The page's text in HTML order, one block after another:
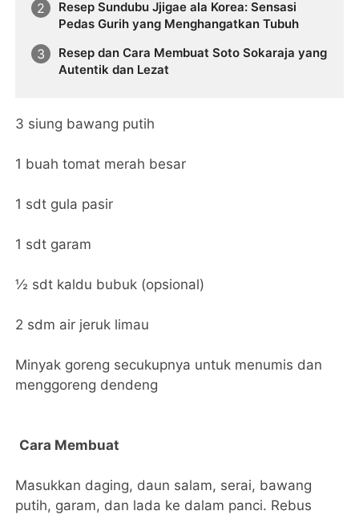
Resep Sundubu Jjigae ala Korea: Sensasi
Pedas Gurih yang Menghangatkan Tubuh
Resep dan Cara Membuat Soto Sokaraja yang
Autentik dan Lezat
3 siung bawang putih
1 buah tomat merah besar
1 sdt gula pasir
1 sdt garam
½ sdt kaldu bubuk (opsional)
2 sdm air jeruk limau
Minyak goreng secukupnya untuk menumis dan
menggoreng dendeng
Cara Membuat
Masukkan daging, daun salam, serai, bawang
putih, garam, dan lada ke dalam panci. Rebus